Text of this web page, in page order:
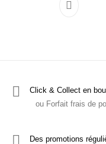
Ce
Click & Collect en
ou Forfait frais de
Des promotions